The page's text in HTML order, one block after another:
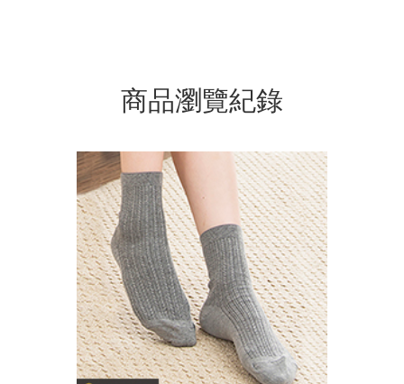
商品瀏覽紀錄